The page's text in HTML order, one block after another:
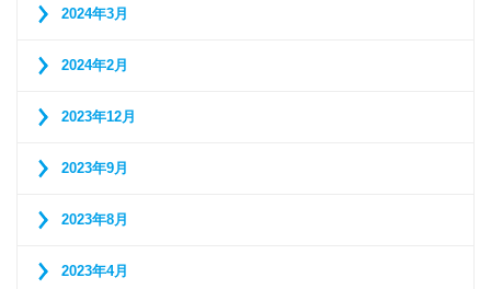
2024年3月
2024年2月
2023年12月
2023年9月
2023年8月
2023年4月